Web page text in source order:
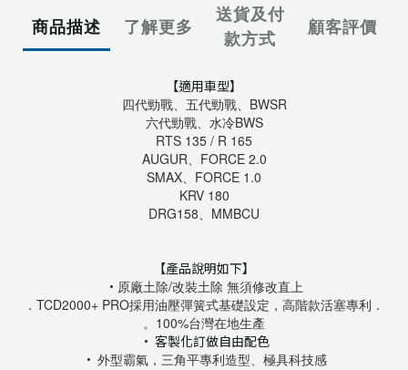
商品描述 了解更多
送貨及付
款方式
顧客評價
【適用車型】
四代勁戰、五代勁戰、BWSR
六代勁戰、水冷BWS
RTS 135 / R 165
AUGUR、FORCE 2.0
SMAX、FORCE 1.0
KRV 180
DRG158、MMBCU
【產品說明如下】
· 原廠土除/改裝土除 無須修改直上
． TCD2000+ PRO採用油壓彈簧式基礎設定， 高階款活塞專利 ．
。100%台灣在地生產
· 客製化訂做自由配色
· 外型霸氣，三角平專利造型、極具科技感